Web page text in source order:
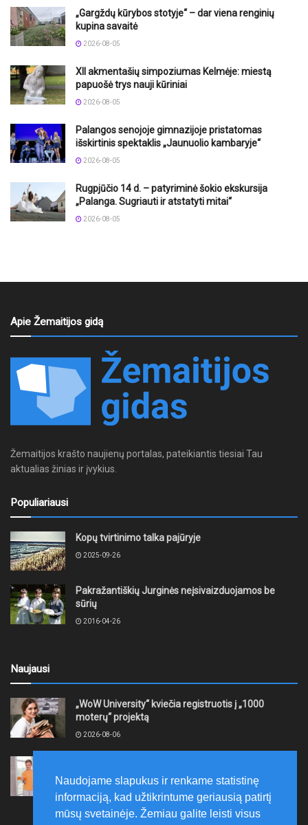
„Gargždų kūrybos stotyje“ – dar viena renginių
kupina savaitė
2026-08-05
XII akmentašių simpoziumas Kelmėje: miestą
papuošė trys nauji kūriniai
2026-08-05
Palangos senojoje gimnazijoje pristatomas
išskirtinis spektaklis „Jaunuolio kambaryje“
2026-08-05
Rugpjūčio 14 d. – patyriminė šokio ekskursija
„Palanga. Sugriauti ir atstatyti mitai“
2026-08-05
Apie Žemaitijos gidą
Žemaitijos krašto naujienų portalas, pateikiantis tiesiai Tau
aktualias žinias ir įvykius.
Populiariausi
Kopų tvirtinimo talka pajūryje
2025-09-26
Pakražantiškių Jurginės neįsivaizduojamos be
sūrių
2016-04-26
Naujausi
„WoW University“ kviečia registruotis į „1000
moterų“ projektą
2026-08-06
neformaliojo mokinių sportinio ugdymo programas
2026-08-06
Naudojame slapukus ir renkame statistinę
informaciją, kad užtikrintume geriausią patirtį
mūsų svetainėje. Žemiau galite leisti visus